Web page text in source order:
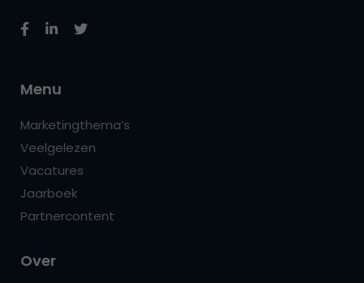
Menu
Marketingthema’s
Veelgelezen
Vacatures
Jaarboek
Partnercontent
Over